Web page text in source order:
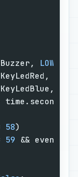
LOW
58)
59 &&